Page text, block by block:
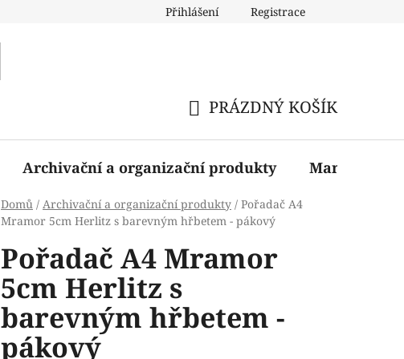
Přihlášení Registrace
KOŠÍK
PRÁZDNÝ KOŠÍK
Archivační a organizační produkty Manažerské
Domů / Archivační a organizační produkty / Pořadač A4
Mramor 5cm Herlitz s barevným hřbetem - pákový
Pořadač A4 Mramor
5cm Herlitz s
barevným hřbetem -
pákový